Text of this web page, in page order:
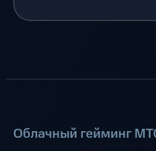
Облачный гейминг